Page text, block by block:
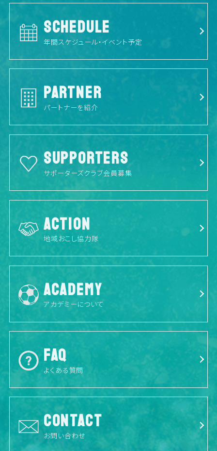
SCHEDULE
年間スケジュール・イベント予定
PARTNER
パートナーを紹介
SUPPORTERS
サポーターズクラブ会員募集
ACTION
地域おこし協力隊
ACADEMY
アカデミーについて
FAQ
よくある質問
CONTACT
お問い合わせ